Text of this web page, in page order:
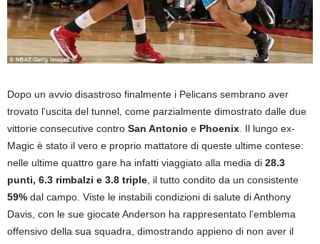
Dopo un avvio disastroso finalmente i Pelicans sembrano aver
trovato l’uscita del tunnel, come parzialmente dimostrato dalle due
vittorie consecutive contro San Antonio e Phoenix . Il lungo ex-
Magic è stato il vero e proprio mattatore di queste ultime contese:
nelle ultime quattro gare ha infatti viaggiato alla media di 28.3
punti, 6.3 rimbalzi e 3.8 triple , il tutto condito da un consistente
59% dal campo. Viste le instabili condizioni di salute di Anthony
Davis, con le sue giocate Anderson ha rappresentato l’emblema
offensivo della sua squadra, dimostrando appieno di non aver il